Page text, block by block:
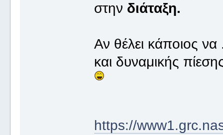
στην διάταξη.
Αν θέλει κάποιος
και δυναμικής
https://